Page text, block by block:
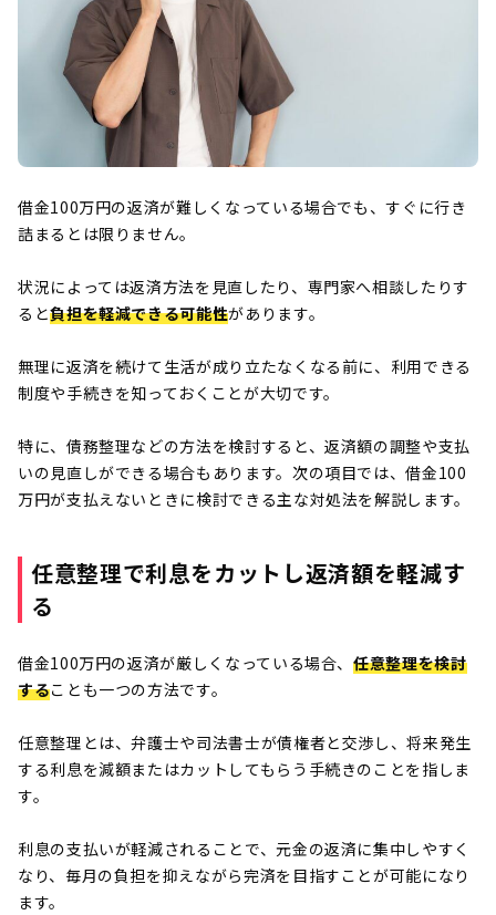
借金100万円の返済が難しくなっている場合でも、すぐに行き
詰まるとは限りません。
状況によっては返済方法を見直したり、専門家へ相談したりす
ると負担を軽減できる可能性があります。
無理に返済を続けて生活が成り立たなくなる前に、利用できる
制度や手続きを知っておくことが大切です。
特に、債務整理などの方法を検討すると、返済額の調整や支払
いの見直しができる場合もあります。次の項目では、借金100
万円が支払えないときに検討できる主な対処法を解説します。
任意整理で利息をカットし返済額を軽減す
る
借金100万円の返済が厳しくなっている場合、任意整理を検討
することも一つの方法です。
任意整理とは、弁護士や司法書士が債権者と交渉し、将来発生
する利息を減額またはカットしてもらう手続きのことを指しま
す。
利息の支払いが軽減されることで、元金の返済に集中しやすく
なり、毎月の負担を抑えながら完済を目指すことが可能になり
ます。